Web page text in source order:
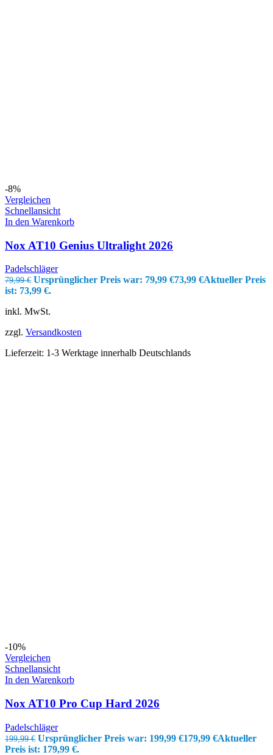
-8%
Vergleichen
Schnellansicht
In den Warenkorb
Nox AT10 Genius Ultralight 2026
Padelschläger
79,99€ Ursprünglicher Preis war: 79,99 €73,99 €Aktueller Preis
ist: 73,99 €.
inkl. MwSt.
zzgl. Versandkosten
Lieferzeit: 1-3 Werktage innerhalb Deutschlands
-10%
Vergleichen
Schnellansicht
In den Warenkorb
Nox AT10 Pro Cup Hard 2026
Padelschläger
199,99€ Ursprünglicher Preis war: 199,99 €179,99 €Aktueller
Preis ist: 179,99 €.